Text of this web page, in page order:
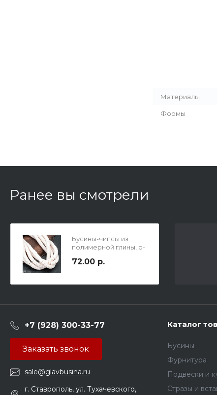
Материалы
Формы
Ранее вы смотрели
Бусины-чипсы из
полимерной глины, р-
в нитке 160 бусин /
72.00 р.
+7 (928) 300-33-77
Заказать звонок
sale@glavbusina.ru
г. Ставрополь, ул. Тухачевского,
Каталог
Бусины
Фурнитура
Подвески и
Стразы и